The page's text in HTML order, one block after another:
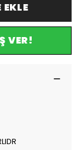
EKLE
VER!